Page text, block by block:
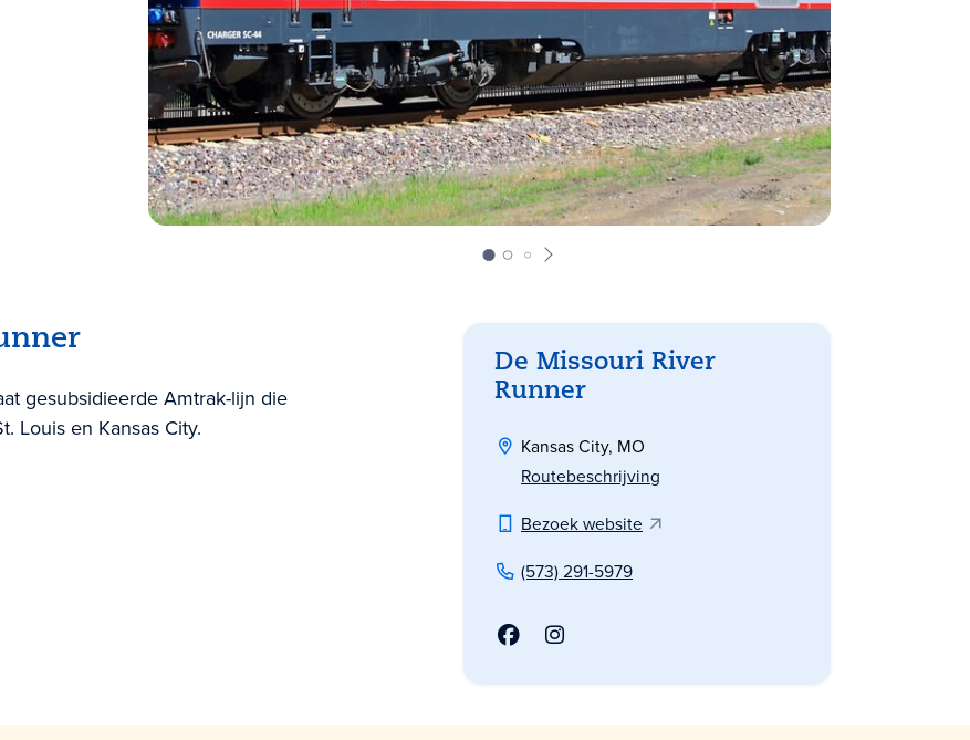
gesubsidieerde Amtrak-lijn die
Louis en Kansas City.
De Missouri River
Runner
Kansas City, MO
Routebeschrijving
Bezoek website
(573) 291-5979